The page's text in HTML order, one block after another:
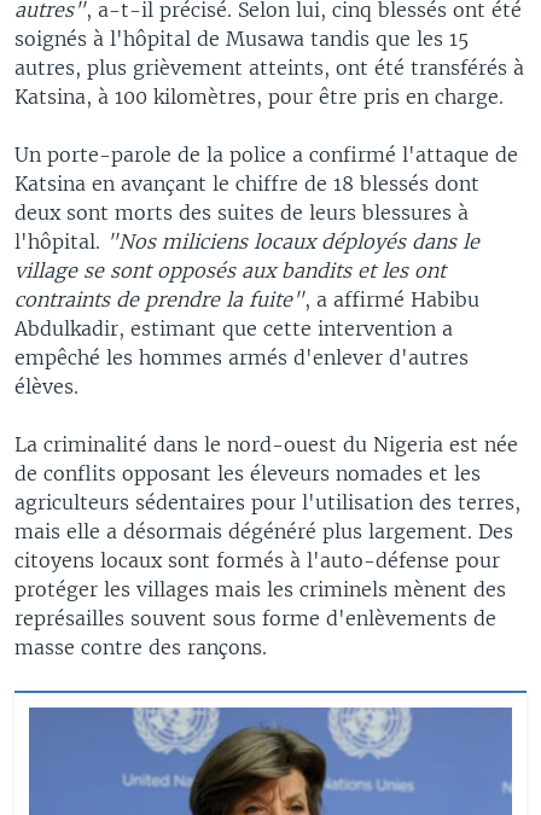
autres", a-t-il précisé. Selon lui, cinq blessés ont été
soignés à l'hôpital de Musawa tandis que les 15
autres, plus grièvement atteints, ont été transférés à
Katsina, à 100 kilomètres, pour être pris en charge.
Un porte-parole de la police a confirmé l'attaque de
Katsina en avançant le chiffre de 18 blessés dont
deux sont morts des suites de leurs blessures à
l'hôpital. "Nos miliciens locaux déployés dans le
village se sont opposés aux bandits et les ont
contraints de prendre la fuite", a affirmé Habibu
Abdulkadir, estimant que cette intervention a
empêché les hommes armés d'enlever d'autres
élèves.
La criminalité dans le nord-ouest du Nigeria est née
de conflits opposant les éleveurs nomades et les
agriculteurs sédentaires pour l'utilisation des terres,
mais elle a désormais dégénéré plus largement. Des
citoyens locaux sont formés à l'auto-défense pour
protéger les villages mais les criminels mènent des
représailles souvent sous forme d'enlèvements de
masse contre des rançons.